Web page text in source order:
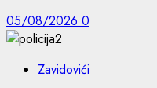
05/08/2026 0
Zavidovići